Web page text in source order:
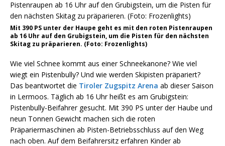
Mit 390 PS unter der Haupe geht es mit den roten Pistenraupen
ab 16 Uhr auf den Grubigstein, um die Pisten für den nächsten
Skitag zu präparieren. (Foto: Frozenlights)
Wie viel Schnee kommt aus einer Schneekanone? Wie viel
wiegt ein Pistenbully? Und wie werden Skipisten präpariert?
Das beantwortet die Tiroler Zugspitz Arena ab dieser Saison
in Lermoos. Täglich ab 16 Uhr heißt es am Grubigstein:
Pistenbully-Beifahrer gesucht. Mit 390 PS unter der Haube und
neun Tonnen Gewicht machen sich die roten
Präpariermaschinen ab Pisten-Betriebsschluss auf den Weg
nach oben. Auf dem Beifahrersitz erfahren Kinder ab